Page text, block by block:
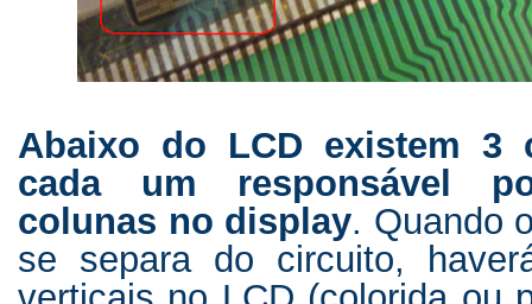
Abaixo do LCD existem 3
cada um responsável
colunas no display. Quando
se separa do circuito,